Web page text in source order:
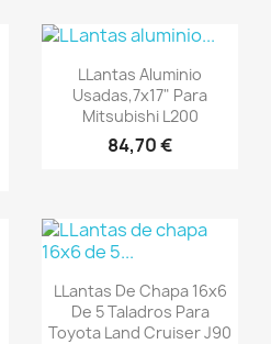
Vista rápida
LLantas Aluminio
Usadas,7x17" Para
Mitsubishi L200
84,70 €
Vista rápida
LLantas De Chapa 16x6
De 5 Taladros Para
Toyota Land Cruiser J90